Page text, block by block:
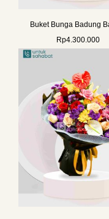
Buket Bunga Badung
Rp4.300.000